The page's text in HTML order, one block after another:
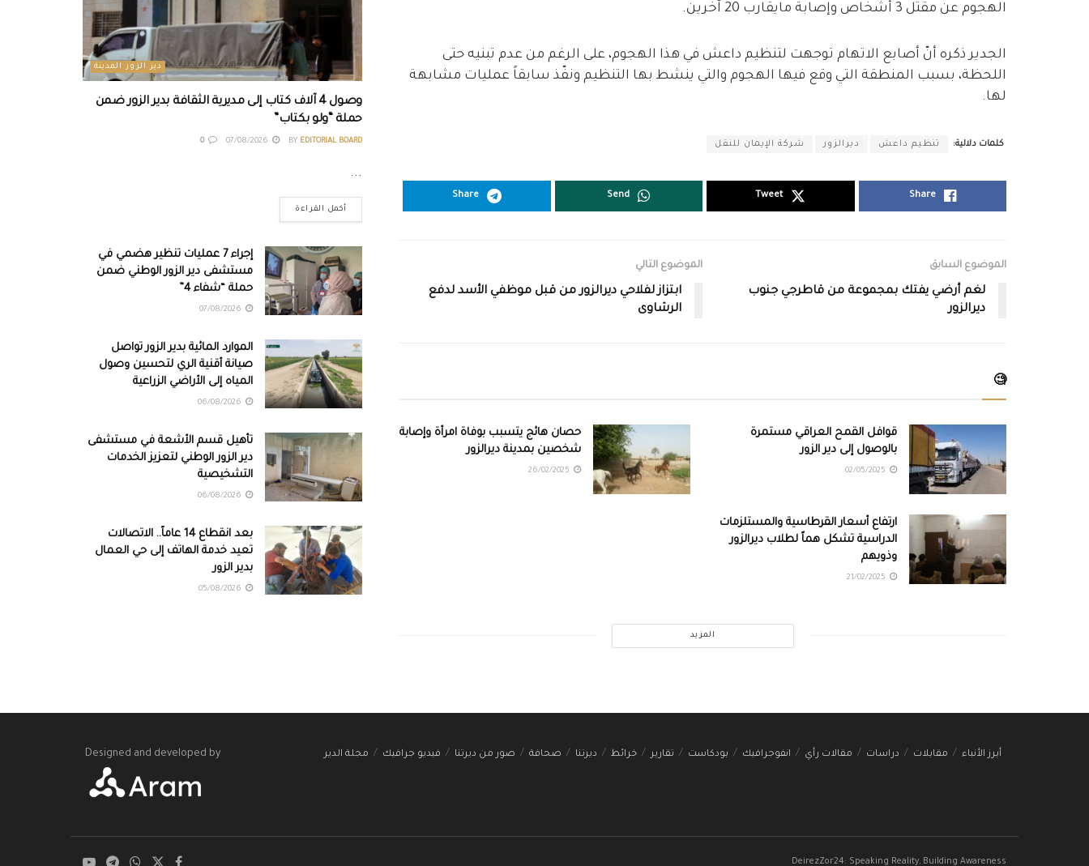
الهجوم عن مقتل 3 أشخاص وإصابة مايقارب 20 آخرين.
الجدير ذكره أنّ أصابع الاتهام توجهت لتنظيم داعش في هذا الهجوم، على الرغم من عدم تبنيه حتى
اللحظة، بسبب المنطقة التي وقع فيها الهجوم والتي ينشط بها التنظيم ونفّذ سابقاً عمليات مشابهة
لها.
كلمات دلالية: تنظيم داعش ديرالزور شركة الإيمان للنقل
Share
Tweet
Send
Share
الموضوع السابق
لغم أرضي يفتك بمجموعة من قاطرجي جنوب
ديرالزور
الموضوع التالي
ابتزاز لفلاحي ديرالزور من قبل موظفي الأسد لدفع
الرشاوى
🧐
قوافل القمح العراقي مستمرة
بالوصول إلى دير الزور
حصان هائج يتسبب بوفاة امرأة وإصابة
شخصين بمدينة ديرالزور
ارتفاع أسعار القرطاسية والمستلزمات
الدراسية تشكل هماً لطلاب ديرالزور
وذويهم
المزيد
دير الزور المدينة
وصول 4 آلاف كتاب إلى مديرية الثقافة بدير الزور ضمن
حملة “ولو بكتاب”
BY EDITORIAL BOARD
0
...
أكمل القراءة
إجراء 7 عمليات تنظير هضمي في
مستشفى دير الزور الوطني ضمن
حملة “شفاء 4”
الموارد المائية بدير الزور تواصل
صيانة أقنية الري لتحسين وصول
المياه إلى الأراضي الزراعية
تأهيل قسم الأشعة في مستشفى
دير الزور الوطني لتعزيز الخدمات
التشخيصية
بعد انقطاع 14 عاماً.. الاتصالات
تعيد خدمة الهاتف إلى حي العمال
بدير الزور
أبرز الأنباء مقابلات دراسات مقالات رأي انفوجرافيك بودكاست تقارير خرائط ديرتنا صحافة صور من ديرتنا فيديو جرافيك مجلة الدير Designed and developed by
DeirezZor24: Speaking Reality, Building Awareness